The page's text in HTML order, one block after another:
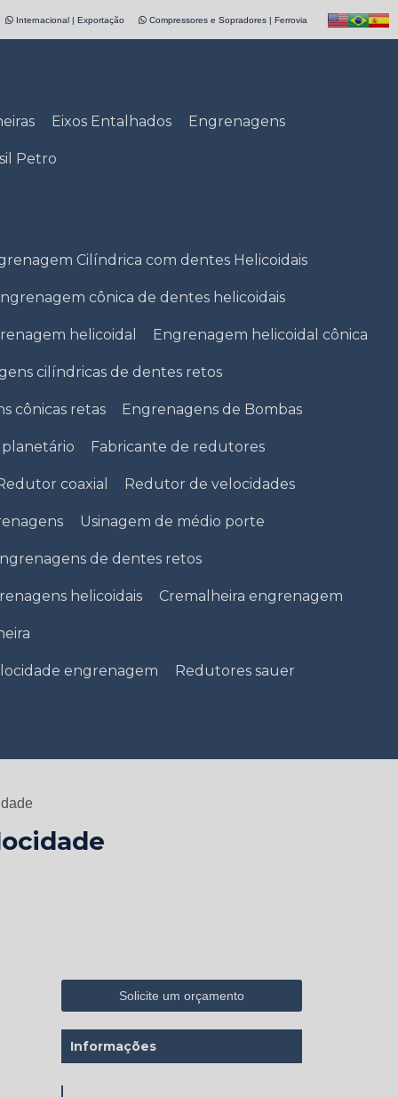
Internacional | Exportação Compressores e Sopradores | Ferrovia
Eixos Entalhados Engrenagens
Petro
Cilíndrica com dentes Helicoidais
cônica de dentes helicoidais
helicoidal Engrenagem helicoidal cônica
cilíndricas de dentes retos
cônicas retas Engrenagens de Bombas
Fabricante de redutores
coaxial Redutor de velocidades
Usinagem de médio porte
de dentes retos
helicoidais Cremalheira engrenagem
engrenagem Redutores sauer
Solicite um orçamento
Informações